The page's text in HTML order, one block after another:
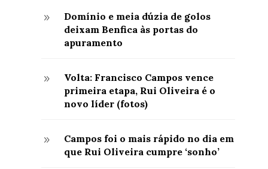
9
Domínio e meia dúzia de golos
deixam Benfica às portas do
apuramento
9
Volta: Francisco Campos vence
primeira etapa, Rui Oliveira é o
novo líder (fotos)
9
Campos foi o mais rápido no dia em
que Rui Oliveira cumpre ‘sonho’